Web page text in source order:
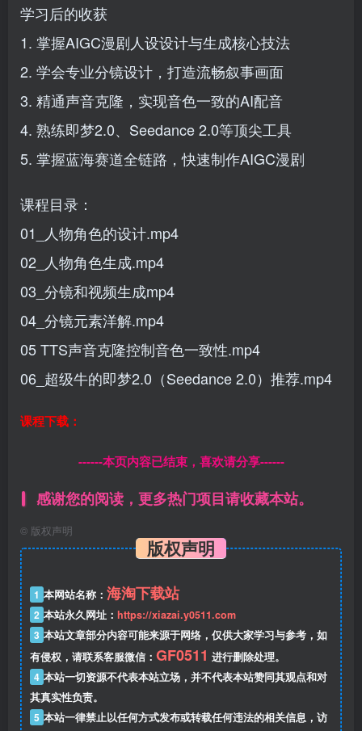
学习后的收获
1. 掌握AIGC漫剧人设设计与生成核心技法
2. 学会专业分镜设计，打造流畅叙事画面
3. 精通声音克隆，实现音色一致的AI配音
4. 熟练即梦2.0、Seedance 2.0等顶尖工具
5. 掌握蓝海赛道全链路，快速制作AIGC漫剧
课程目录：
01_人物角色的设计.mp4
02_人物角色生成.mp4
03_分镜和视频生成mp4
04_分镜元素洋解.mp4
05 TTS声音克隆控制音色一致性.mp4
06_超级牛的即梦2.0（Seedance 2.0）推荐.mp4
课程下载：
------本页内容已结束，喜欢请分享------
感谢您的阅读，更多热门项目请收藏本站。
© 版权声明
版权声明
1 本网站名称： 海淘下载站
2 本站永久网址： https://xiazai.y0511.com
3 本站文章部分内容可能来源于网络，仅供大家学习与参考，如
有侵权，请联系客服微信： GF0511 进行删除处理。
4 本站一切资源不代表本站立场，并不代表本站赞同其观点和对
其真实性负责。
5 本站一律禁止以任何方式发布或转载任何违法的相关信息，访